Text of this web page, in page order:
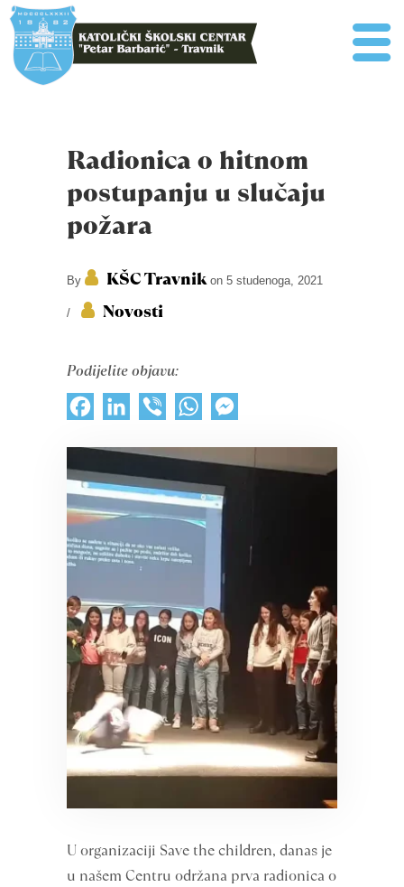
Radionica o hitnom
postupanju u slučaju
požara
By KŠC Travnikon 5 studenoga, 2021
/ Novosti
Podijelite objavu:
FacebookLinkedInViber WhatsApp
U organizaciji Save the children, danas je
u našem Centru održana prva radionica o